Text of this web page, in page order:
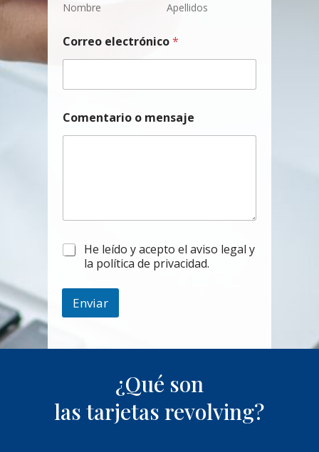
Nombre Apellidos
Correo electrónico*
Comentario o mensaje
l
t
ó
i
n
l
e
a
*
He leído y acepto el aviso legal y
la política de privacidad.
Enviar
¿Qué son
las tarjetas revolving?